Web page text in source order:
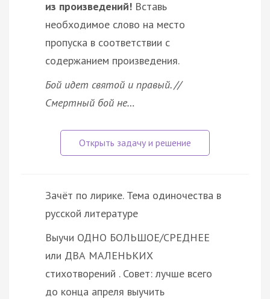
из произведений! Вставь
необходимое слово на место
пропуска в соответствии с
содержанием произведения.
Бой идет святой и правый. //
Смертный бой не…
Зачёт по лирике. Тема одиночества в
русской литературе
Выучи ОДНО БОЛЬШОЕ/СРЕДНЕЕ
или ДВА МАЛЕНЬКИХ
стихотворений . Совет: лучше всего
до конца апреля выучить